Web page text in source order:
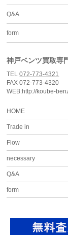
Q&A
form
神戸ベンツ買取専
TEL072-773-4321
FAX 072-773-4320
WEB:http://koube-
HOME
Trade in
Flow
necessary
Q&A
form
Copyright